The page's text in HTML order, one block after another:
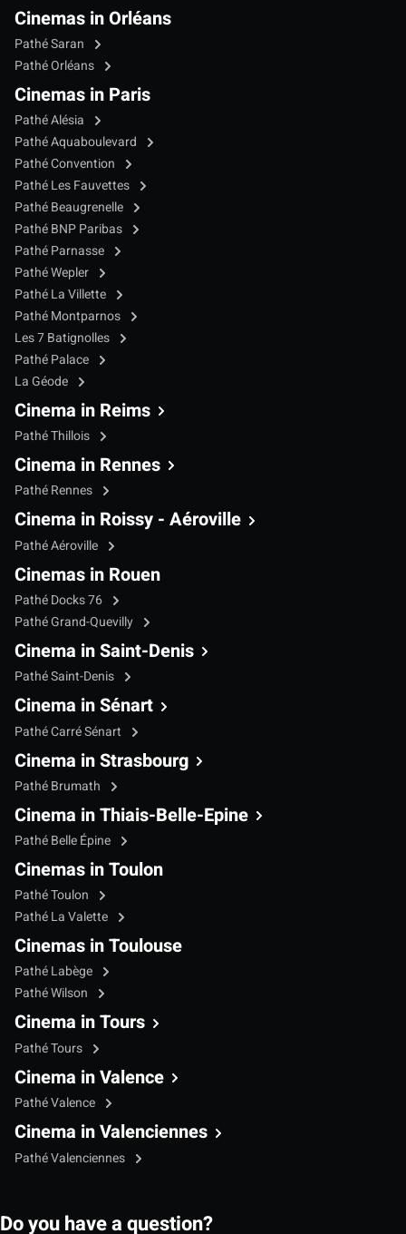
Cinemas in Orléans
Pathé Saran
Pathé Orléans
Cinemas in Paris
Pathé Alésia
Pathé Aquaboulevard
Pathé Convention
Pathé Les Fauvettes
Pathé Beaugrenelle
Pathé BNP Paribas
Pathé Parnasse
Pathé Wepler
Pathé La Villette
Pathé Montparnos
Les 7 Batignolles
Pathé Palace
La Géode
Cinema in Reims
Pathé Thillois
Cinema in Rennes
Pathé Rennes
Cinema in Roissy - Aéroville
Pathé Aéroville
Cinemas in Rouen
Pathé Docks 76
Pathé Grand-Quevilly
Cinema in Saint-Denis
Pathé Saint-Denis
Cinema in Sénart
Pathé Carré Sénart
Cinema in Strasbourg
Pathé Brumath
Cinema in Thiais-Belle-Epine
Pathé Belle Épine
Cinemas in Toulon
Pathé Toulon
Pathé La Valette
Cinemas in Toulouse
Pathé Labège
Pathé Wilson
Cinema in Tours
Pathé Tours
Cinema in Valence
Pathé Valence
Cinema in Valenciennes
Pathé Valenciennes
Do you have a question?